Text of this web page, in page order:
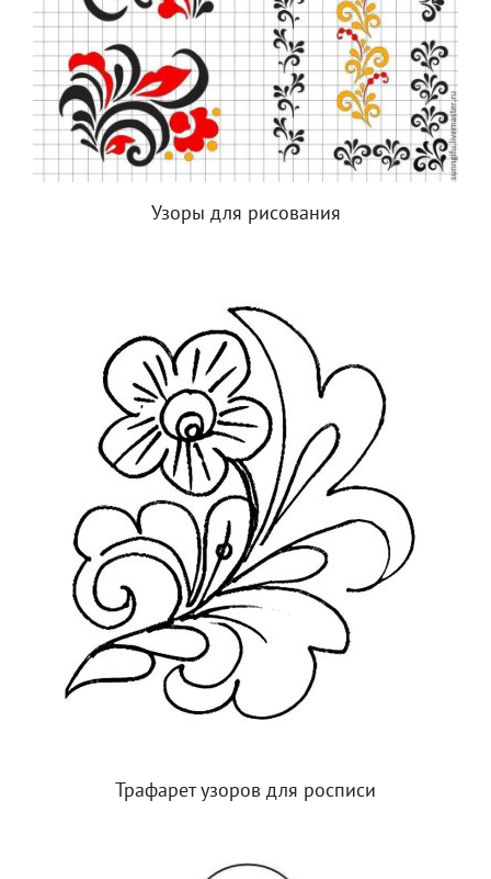
Узоры для рисования
Трафарет узоров для росписи